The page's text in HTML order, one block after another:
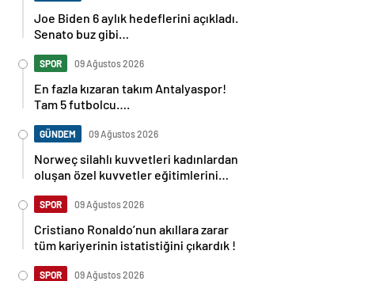
Joe Biden 6 aylık hedeflerini açıkladı.
Senato buz gibi…
SPOR 09 Ağustos 2026
En fazla kızaran takım Antalyaspor!
Tam 5 futbolcu….
GÜNDEM 09 Ağustos 2026
Norweç silahlı kuvvetleri kadınlardan
oluşan özel kuvvetler eğitimlerini
SPOR 09 Ağustos 2026
Cristiano Ronaldo’nun akıllara zarar
tüm kariyerinin istatistiğini çıkardık !
SPOR 09 Ağustos 2026